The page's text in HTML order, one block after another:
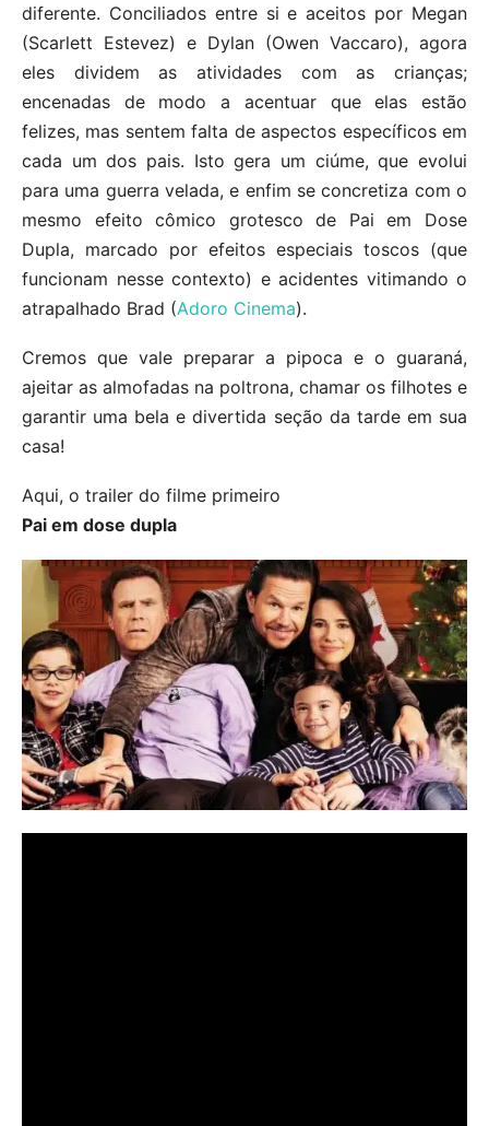
diferente. Conciliados entre si e aceitos por Megan
(Scarlett Estevez) e Dylan (Owen Vaccaro), agora
eles dividem as atividades com as crianças;
encenadas de modo a acentuar que elas estão
felizes, mas sentem falta de aspectos específicos em
cada um dos pais. Isto gera um ciúme, que evolui
para uma guerra velada, e enfim se concretiza com o
mesmo efeito cômico grotesco de Pai em Dose
Dupla, marcado por efeitos especiais toscos (que
funcionam nesse contexto) e acidentes vitimando o
atrapalhado Brad (Adoro Cinema).
Cremos que vale preparar a pipoca e o guaraná,
ajeitar as almofadas na poltrona, chamar os filhotes e
garantir uma bela e divertida seção da tarde em sua
casa!
Aqui, o trailer do filme primeiro
Pai em dose dupla